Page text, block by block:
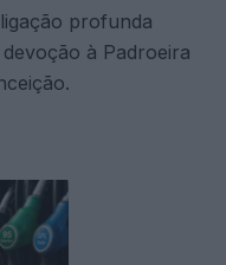
profunda
à Padroeira